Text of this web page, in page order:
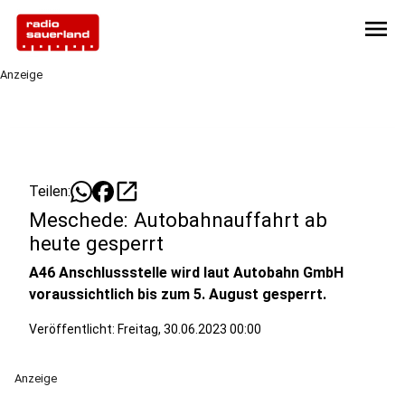
menu
Anzeige
Teilen: open_in_new
Meschede: Autobahnauffahrt ab
heute gesperrt
A46 Anschlussstelle wird laut Autobahn GmbH
voraussichtlich bis zum 5. August gesperrt.
Veröffentlicht: Freitag, 30.06.2023 00:00
Anzeige